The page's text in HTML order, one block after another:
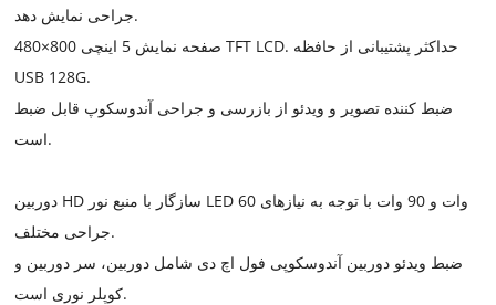
جراحی نمایش دهد.
صفحه نمایش 5 اینچی 800×480 TFT LCD. حداکثر پشتیبانی از حافظه
USB 128G.
ضبط کننده تصویر و ویدئو از بازرسی و جراحی آندوسکوپ قابل ضبط
است.
دوربین HD سازگار با منبع نور LED 60 وات و 90 وات با توجه به نیازهای
جراحی مختلف.
ضبط ویدئو دوربین آندوسکوپی فول اچ دی شامل دوربین، سر دوربین و
کوپلر نوری است.